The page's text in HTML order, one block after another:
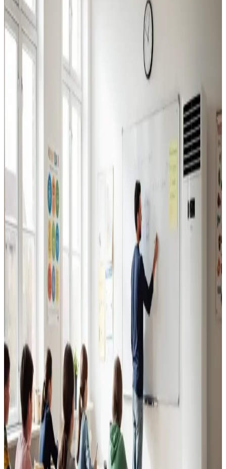
Ventilation til fabrikker, haller og lagerbygninger i Solrød.
Professionel dimensionering.
Læs mere
Erhvervsventilation
Kontorer, klinikker, butikker og restauranter i Solrød.
Godt indeklima for alle.
Læs mere